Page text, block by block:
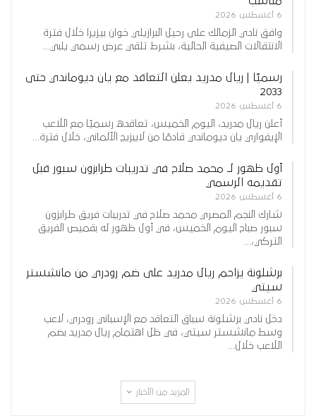
6 أغسطس 2026
وافق نادي الزمالك على رحيل البرازيلي خوان بيزيرا خلال فترة
الانتقالات الصيفية الحالية، بشرط تلقي عرض رسمي يلبي…
رسميًا | ريال مدريد يعلن التعاقد مع يان ديوماندي حتى
2033
6 أغسطس 2026
أعلن ريال مدريد، اليوم الخميس، تعاقده رسميًا مع اللاعب
الإيفواري يان ديوماندي قادمًا من لايبزيج الألماني، خلال فترة…
أول ظهور لـ محمد صلاح في تدريبات طرابزون سبور قبل
تقديمه الرسمي
6 أغسطس 2026
شارك النجم المصري محمد صلاح في تدريبات فريق طرابزون
سبور صباح اليوم الخميس، في أول ظهور له بقميص الفريق
التركي،…
برشلونة يزاحم ريال مدريد على ضم رودري من مانشستر
سيتي
6 أغسطس 2026
دخل نادي برشلونة سباق التعاقد مع الإسباني رودري، لاعب
وسط مانشستر سيتي، في ظل اهتمام ريال مدريد بضم
اللاعب خلال…
المزيد من الأخبار